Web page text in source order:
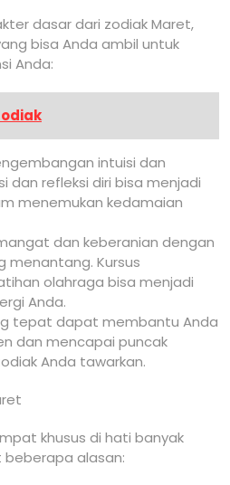
dasar dari zodiak Maret,
bisa Anda ambil untuk
Anda:
intuisi dan
dan refleksi diri bisa menjadi
menemukan kedamaian
dan keberanian dengan
menantang. Kursus
olahraga bisa menjadi
Anda.
tepat dapat membantu Anda
dan mencapai puncak
Anda tawarkan.
khusus di hati banyak
beberapa alasan: